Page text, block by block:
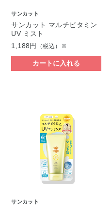
サンカット
サンカット マルチビタミン
UV ミスト
1,188円
（税込）※
カートに入れる
サンカット